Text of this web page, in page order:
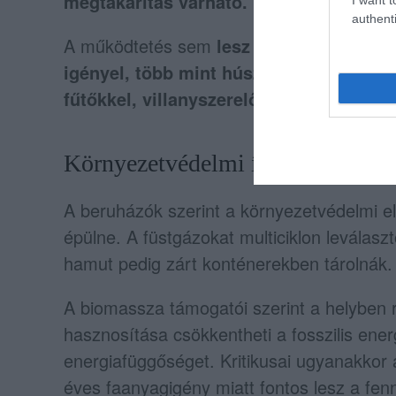
A működtetés sem lesz olcsó: a tervek
igényel, több mint húsz fős
fűtőkkel, villanyszerelőkkel,
Környezetvédelmi ígéretek
A beruházók szerint a környezetvédelmi
épülne. A füstgázokat multiciklon
hamut pedig zárt konténerekben tárolnák.
A biomassza támogatói szerint a
hasznosítása csökkentheti a fosszilis
energiafüggőséget. Kritikusai
éves faanyagigény miatt fontos lesz a